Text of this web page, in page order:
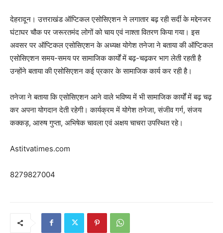
देहरादून। उत्तराखंड ऑप्टिकल एसोसिएशन ने लगातार बढ़ रही सर्दी के मद्देनजर
घंटाघर चौक पर जरूरतमंद लोगों को चाय एवं नाश्ता वितरण किया गया। इस
अवसर पर ऑप्टिकल एसोसिएशन के अध्यक्ष योगेश तनेजा ने बताया की ऑप्टिकल
एसोसिएशन समय-समय पर सामाजिक कार्यों में बढ़-चढ़कर भाग लेती रहती है
उन्होंने बताया की एसोसिएशन कई प्रकार के सामाजिक कार्य कर रही है।
तनेजा ने बताया कि एसोसिएशन आने वाले भविष्य में भी सामाजिक कार्यों में बढ़ चढ़
कर अपना योगदान देती रहेगी। कार्यक्रम में योगेश तनेजा, संजीव गर्ग, संजय
कक्कड़, आरुष गुप्ता, अभिषेक चावला एवं अक्षय चाचरा उपस्थित रहे।
Astitvatimes.com
8279827004